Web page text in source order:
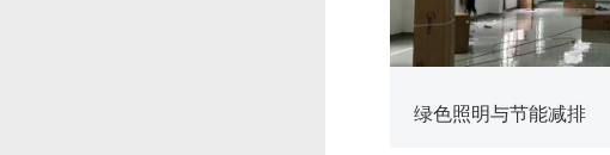
查看更多
绿色照明与节能减排